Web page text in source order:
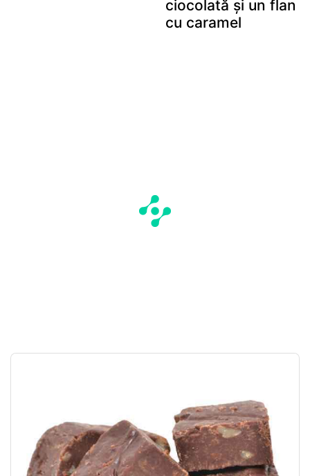
ciocolată și un flan
cu caramel